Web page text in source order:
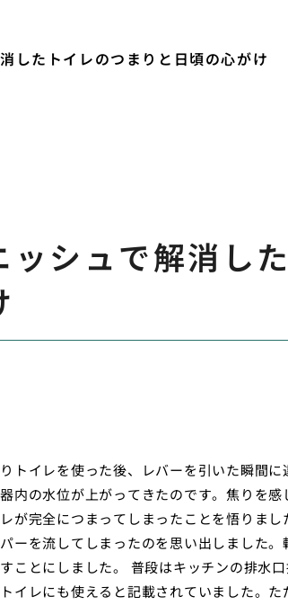
したトイレのつまりと日頃の心がけ
ッシュで解消し
トイレを使った後、レバーを引いた瞬間に
内の水位が上がってきたのです。焦りを
が完全につまってしまったことを悟りま
ーを流してしまったのを思い出しました
ことにしました。 普段はキッチンの排水
イレにも使えると記載されていました。